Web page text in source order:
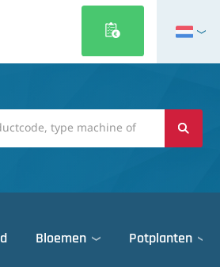
English
Deutsch
Polski
Română
Bloemen Potplanten